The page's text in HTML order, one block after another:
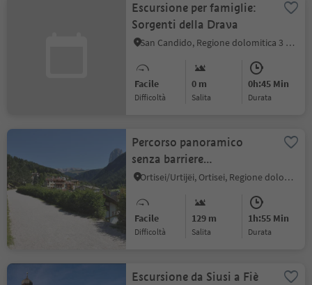
Escursione per famiglie:
Sorgenti della Drava
San Candido, Regione dolomitica 3 Cime
Facile
Difficoltà
0 m
Salita
0h:45 Min
durata
Percorso panoramico
senza barriere
architettoniche ad Ortisei
Ortisei/Urtijëi, Ortisei, Regione dolomitica Val Gardena
Facile
Difficoltà
129 m
Salita
1h:55 Min
durata
Escursione da Siusi a Fiè